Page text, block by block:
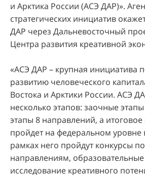
и Арктика России (АСЭ ДАР)».
стратегических инициатив
ДАР через Дальневосточный
Центра развития креативной
«АСЭ ДАР – крупная инициатива
развитию человеческого
Востока и Арктики России. АСЭ
несколько этапов: заочные
этапы 8 направлений, а
пройдет на федеральном уровне
рамках него пройдут конкурсы
направлениям,
исследование креативного